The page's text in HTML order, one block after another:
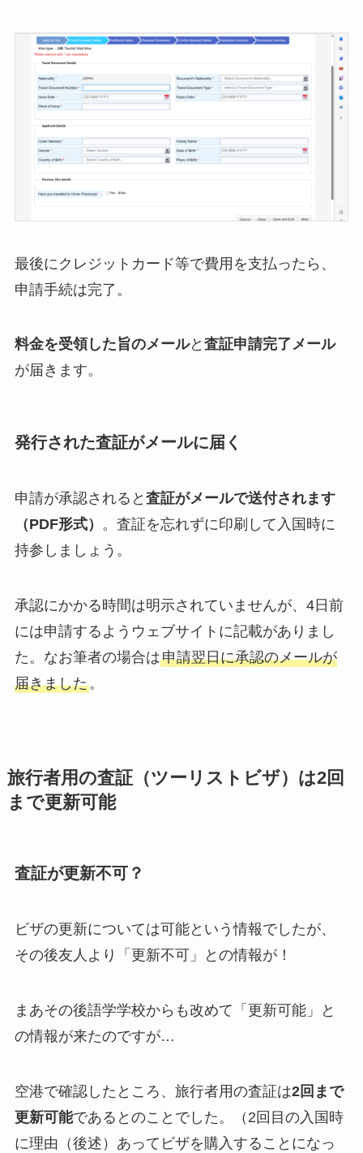
最後にクレジットカード等で費用を支払ったら、
申請手続は完了。
料金を受領した旨のメールと 査証申請完了メール
が届きます。
発行された査証がメールに届く
申請が承認されると 査証がメールで送付されます
（PDF形式） 。査証を忘れずに印刷して入国時に
持参しましょう。
承認にかかる時間は明示されていませんが、4日前
には申請するようウェブサイトに記載がありまし
た。なお筆者の場合は申請翌日に承認のメールが
届きました。
旅行者用の査証（ツーリストビザ）は2回
まで更新可能
査証が更新不可？
ビザの更新については可能という情報でしたが、
その後友人より「更新不可」との情報が！
まあその後語学学校からも改めて「更新可能」と
の情報が来たのですが…
空港で確認したところ、旅行者用の査証は2回まで
更新可能であるとのことでした。（2回目の入国時
に理由（後述）あってビザを購入することになっ